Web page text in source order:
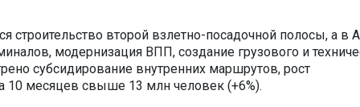
строительство второй взлетно-посадочной полосы, а в
модернизация ВПП, создание грузового и
субсидирование внутренних маршрутов, рост
10 месяцев свыше 13 млн человек (+6%).